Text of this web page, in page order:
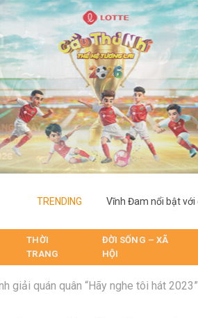
TRENDING
THỜI
TRANG
ĐỜI SỐNG – XÃ
HỘI
giải quán quân “Hãy nghe tôi hát 2023”